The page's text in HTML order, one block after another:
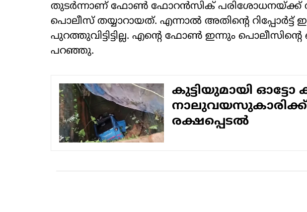
തുടർന്നാണ് ഫോൺ ഫോറൻസിക് പരിശോധനയ്ക്ക്
പൊലീസ് തയ്യാറായത്. എന്നാൽ അതിന്റെ റിപ്പോർട്ട്
പുറത്തുവിട്ടിട്ടില്ല. എന്റെ ഫോൺ ഇന്നും
പറഞ്ഞു.
കുട്ടിയുമായി ഓട്ടോ
രക്ഷപ്പെടല്‍